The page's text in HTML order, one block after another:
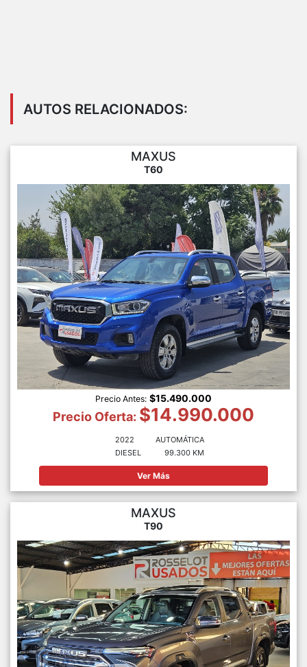
AUTOS RELACIONADOS:
MAXUS
T60
Precio Antes: $15.490.000
Precio Oferta: $14.990.000
2022
DIESEL
AUTOMÁTICA
99.300 KM
Ver Más
MAXUS
T90